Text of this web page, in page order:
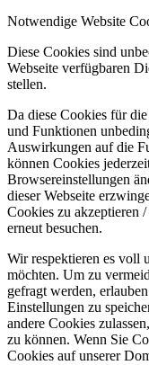
Notwendige Website
Diese Cookies sind
Webseite verfügbaren
stellen.
Da diese Cookies für
und Funktionen
Auswirkungen auf die
können Cookies
Browsereinstellungen
dieser Webseite
Cookies zu akzeptieren
erneut besuchen.
Wir respektieren es voll
möchten. Um zu
gefragt werden,
Einstellungen zu
andere Cookies
zu können. Wenn Sie
Cookies auf unserer